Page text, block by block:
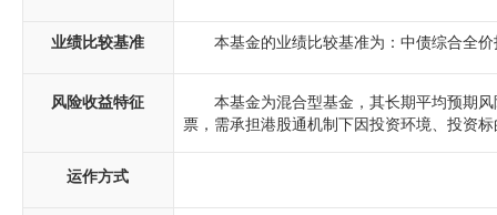
业绩比较基准 本基金的业绩比较基准为：中债综合全
风险收益特征
本基金为混合型基金，其长期平均预期
票，需承担港股通机制下因投资环境、投资
运作方式